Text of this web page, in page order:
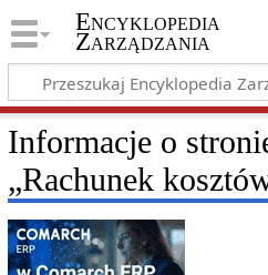
Encyklopedia
Zarządzania
Informacje o
„Rachunek